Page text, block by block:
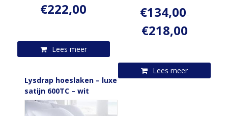
€222,00
Lees meer
€134,00–
€218,00
Lees meer
Lysdrap hoeslaken – luxe
satijn 600TC – wit